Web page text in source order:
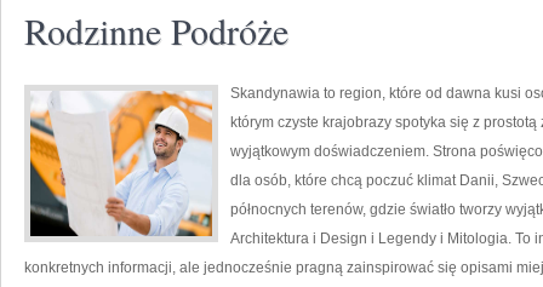
Rodzinne Podróże
Skandynawia to region, które od dawna kusi
którym czyste krajobrazy spotyka się z
wyjątkowym doświadczeniem. Strona
dla osób, które chcą poczuć klimat Danii,
północnych terenów, gdzie światło tworzy
Architektura i Design i Legendy i Mitologia. To
konkretnych informacji, ale jednocześnie pragną zainspirować się opisami